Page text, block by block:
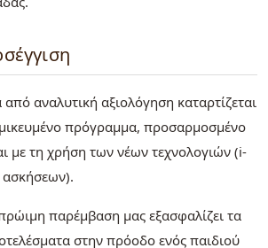
από αναλυτική αξιολόγηση καταρτίζεται
πρόγραμμα, προσαρμοσμένο
με τη χρήση των νέων τεχνολογιών (i-
ασκήσεων).
παρέμβαση μας εξασφαλίζει τα
στην πρόοδο ενός παιδιού